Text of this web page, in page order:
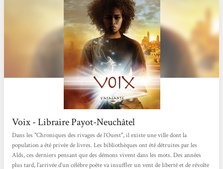
Voix - Libraire Payot-Neuchâtel
Dans les "Chroniques des rivages de l’Ouest", il existe une ville dont la
population a été privée de livres. Les bibliothèques ont été détruites par les
Alds, ces derniers pensant que des démons vivent dans les mots. Des années
plus tard, l’arrivée d’un célèbre poète va insuffler un vent de liberté et de révolte